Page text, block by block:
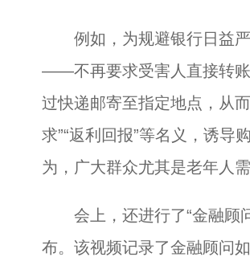
例如，为规避银行日益严
——不再要求受害人直接转账
过快递邮寄至指定地点，从
求”“返利回报”等名义，诱导
为，广大群众尤其是老年人
会上，还进行了“金融顾问
布。该视频记录了金融顾问